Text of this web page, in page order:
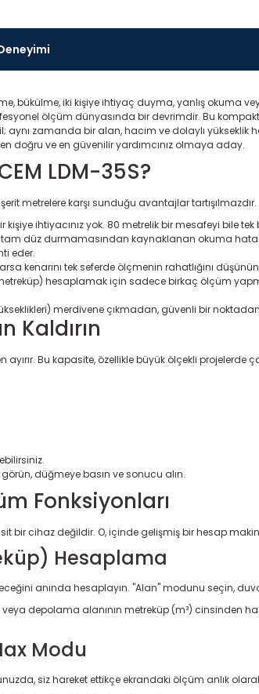
bükülme, iki kişiye ihtiyaç duyma, yanlış
ölçüm dünyasında bir devrimdir. Bu
zamanda bir alan, hacim ve dolaylı yükseklik
doğru ve en güvenilir yardımcınız olmaya aday.
LDM-35S?
metrelere karşı sunduğu avantajlar tartışılmazdır.
ihtiyacınız yok. 80 metrelik bir mesafeyi bile
tam düz durmamasından kaynaklanan okuma
eder.
kenarını tek seferde ölçmenin rahatlığını
hesaplamak için sadece birkaç ölçüm
merdivene çıkmadan, güvenli bir
Kaldırın
Bu kapasite, özellikle büyük ölçekli projelerde
düğmeye basın ve sonucu alın.
Fonksiyonları
bir cihaz değildir. O, içinde gelişmiş bir hesap
Hesaplama
anında hesaplayın. "Alan" modunu seçin,
depolama alanının metreküp (m³) cinsinden
Modu
siz hareket ettikçe ekrandaki ölçüm anlık